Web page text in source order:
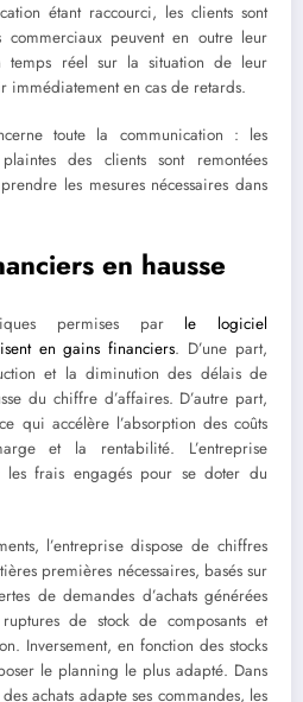
étant raccourci, les clients sont
commerciaux peuvent en outre leur
temps réel sur la situation de leur
immédiatement en cas de retards.
toute la communication : les
des clients sont remontées
les mesures nécessaires dans
en hausse
permises parle logiciel
en gains financiers. D’une part,
et la diminution des délais de
du chiffre d’affaires. D’autre part,
qui accélère l’absorption des coûts
et la rentabilité. L’entreprise
les frais engagés pour se doter du
l’entreprise dispose de chiffres
premières nécessaires, basés sur
de demandes d’achats générées
de stock de composants et
Inversement, en fonction des stocks
le planning le plus adapté. Dans
achats adapte ses commandes, les